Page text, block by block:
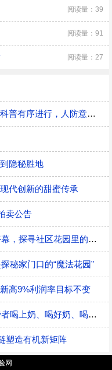
阅读量：39
阅读量：91
阅读量：27
今天，上海全市防空警报试鸣！演练科普有序进行，人防意识“声入人心”
隐秘胜地
代创新的甜蜜传承
卖公告
2025世界城市日社会系列活动拉开序幕，探寻社区花园里的智慧应用
秘家门口的“魔法花园”
高9%利润率目标不变
蒙牛2025年半年报：创新求变让消费者喝上奶、喝好奶、喝对奶
塑造有机新矩阵
网